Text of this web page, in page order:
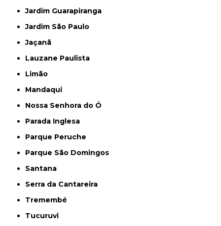
Jardim Guarapiranga
Jardim São Paulo
Jaçanã
Lauzane Paulista
Limão
Mandaqui
Nossa Senhora do Ó
Parada Inglesa
Parque Peruche
Parque São Domingos
Santana
Serra da Cantareira
Tremembé
Tucuruvi